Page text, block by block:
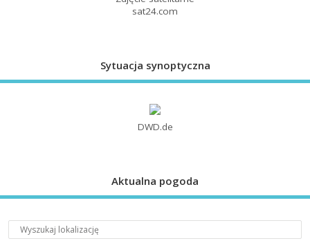
sat24.com
Sytuacja synoptyczna
DWD.de
Aktualna pogoda